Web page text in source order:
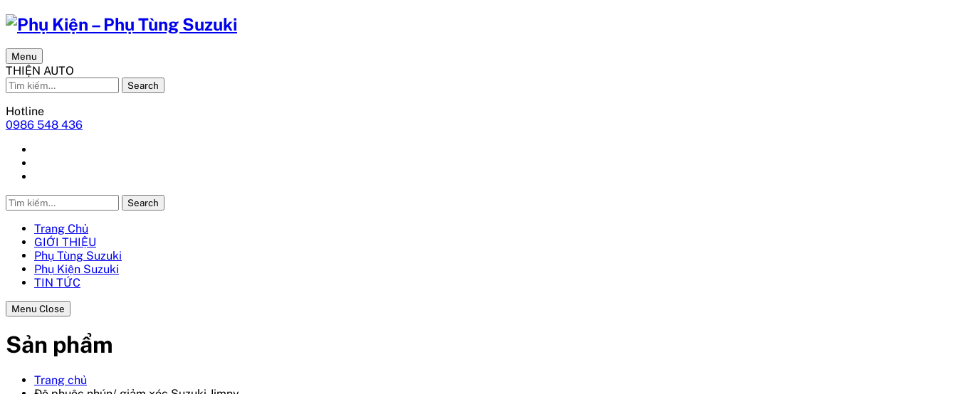
Menu
THIỆN AUTO
Search
Hotline
0986 548 436
Search
Trang Chủ
GIỚI THIỆU
Phụ Tùng Suzuki
Phụ Kiện Suzuki
TIN TỨC
Menu Close
Sản phẩm
Trang chủ